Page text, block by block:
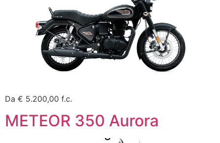
Da € 5.200,00 f.c.
METEOR 350 Aurora